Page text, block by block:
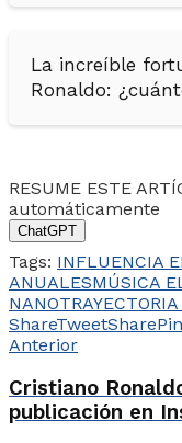
La increíble
Ronaldo:
RESUME ESTE
automáticamente
ChatGPT
Tags: INFLUENCIA
ANUALESMÚSICA
NANOTRAYECTORIA
ShareTweetSharePin
Anterior
Cristiano
publicación en